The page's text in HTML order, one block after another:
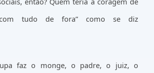
tudo de fora” como se diz
faz o monge, o padre, o juiz, o